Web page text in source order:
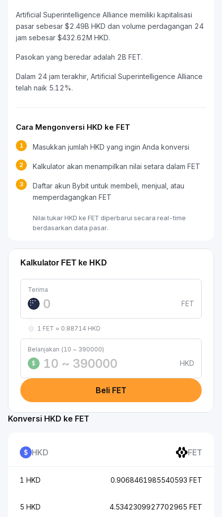
Artificial Superintelligence Alliance memiliki kapitalisasi
pasar sebesar $2.49B HKD dan volume perdagangan 24
jam sebesar $432.62M HKD.
Pasokan yang beredar adalah 2B FET.
Dalam 24 jam terakhir, Artificial Superintelligence Alliance
telah naik 5.12%.
Cara Mengonversi HKD ke FET
1 Masukkan jumlah HKD yang ingin Anda konversi
2 Kalkulator akan menampilkan nilai setara dalam FET
3
Daftar akun Bybit untuk membeli, menjual, atau
memperdagangkan FET
Nilai tukar HKD ke FET diperbarui secara real-time
berdasarkan data pasar.
Kalkulator FET ke HKD
Terima
FET
1 FET ≈ 0.88714 HKD
Belanjakan (10 ~ 390000)
$
HKD
Beli FET
Konversi HKD ke FET
HKD FET
1 HKD 0.9068461985540593 FET
5 HKD 4.5342309927702965 FET